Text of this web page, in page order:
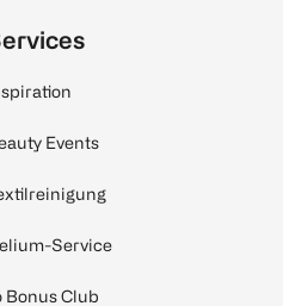
Events
Service
Bonus Club